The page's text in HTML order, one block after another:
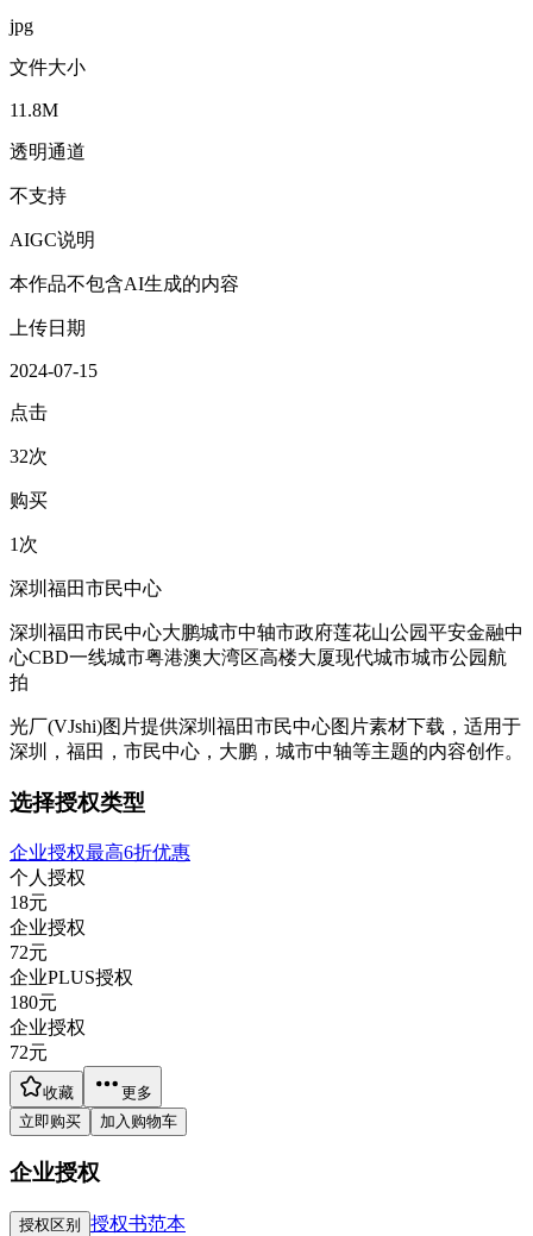
jpg
文件大小
11.8M
透明通道
不支持
AIGC说明
本作品不包含AI生成的内容
上传日期
2024-07-15
点击
32次
购买
1次
深圳福田市民中心
深圳 福田市民中心大鹏城市中轴市政府莲花山公园平安金融中
心CBD一线城市粤港澳大湾区高楼大厦现代城市城市公园航
拍
光厂(VJshi)图片提供深圳福田市民中心图片素材下载，适用于
深圳，福田，市民中心，大鹏，城市中轴等主题的内容创作。
选择授权类型
企业授权最高6折优惠
个人授权
18元
企业授权
72元
企业PLUS授权
180元
企业授权
72元
收藏
更多
立即购买
加入购物车
企业授权
授权区别 授权书范本